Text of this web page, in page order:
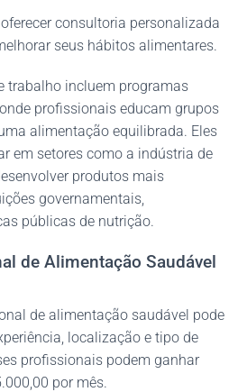
consultoria personalizada
seus hábitos alimentares.
trabalho incluem programas
profissionais educam grupos
alimentação equilibrada. Eles
em setores como a indústria de
produtos mais
governamentais,
públicas de nutrição.
de Alimentação Saudável
de alimentação saudável pode
localização e tipo de
profissionais podem ganhar
por mês.